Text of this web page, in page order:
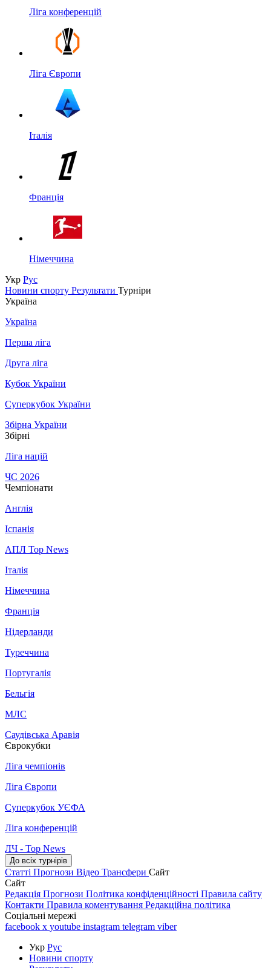
Ліга конференцій
Ліга Європи
Італія
Франція
Німеччина
Укр Рус
Новини спорту Результати Турніри
Україна
Україна
Перша ліга
Друга ліга
Кубок України
Суперкубок України
Збірна України
Збірні
Ліга націй
ЧС 2026
Чемпіонати
Англія
Іспанія
АПЛ Top News
Італія
Німеччина
Франція
Нідерланди
Туреччина
Португалія
Бельгія
МЛС
Саудівська Аравія
Єврокубки
Ліга чемпіонів
Ліга Європи
Суперкубок УЄФА
Ліга конференцій
ЛЧ - Top News
До всіх турнірів
Статті Прогнози Відео Трансфери Сайт
Сайт
Редакція Прогнози Політика конфіденційності Правила сайту
Контакти Правила коментування Редакційна політика
Соціальні мережі
facebook x youtube instagram telegram viber
Укр Рус
Новини спорту